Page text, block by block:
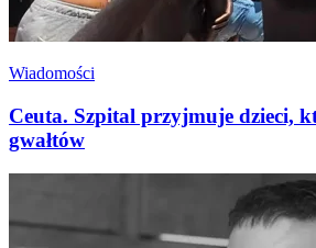
Wiadomości
Ceuta. Szpital przyjmuje dzieci,
gwałtów